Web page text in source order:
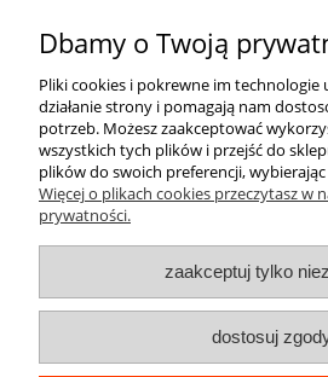
Pomoc
Moje konto
Płatności i
O nas
Dbamy o Twoją
Pliki cookies i pokrewne im
działanie strony i pomagają nam
potrzeb. Możesz zaakceptować
wszystkich tych plików i przejść do
plików do swoich preferencji,
Więcej o plikach cookies przeczytasz w
prywatności.
zaakceptuj tylko
dostosuj